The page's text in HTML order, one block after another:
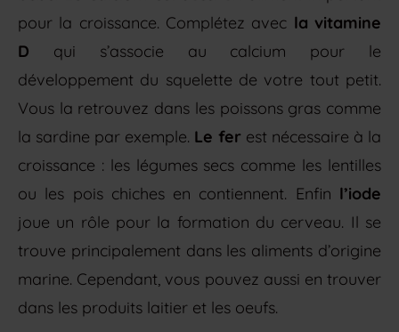
pour la croissance. Complétez avec la vitamine
D qui s’associe au calcium pour le
développement du squelette de votre tout petit.
Vous la retrouvez dans les poissons gras comme
la sardine par exemple. Le ferest nécessaire à la
croissance : les légumes secs comme les lentilles
ou les pois chiches en contiennent. Enfin l’iode
joue un rôle pour la formation du cerveau. Il se
trouve principalement dans les aliments d’origine
marine. Cependant, vous pouvez aussi en trouver
dans les produits laitier et les oeufs.